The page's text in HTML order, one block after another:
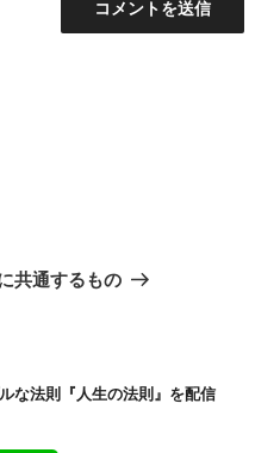
共通するもの
な法則『人生の法則』を配信